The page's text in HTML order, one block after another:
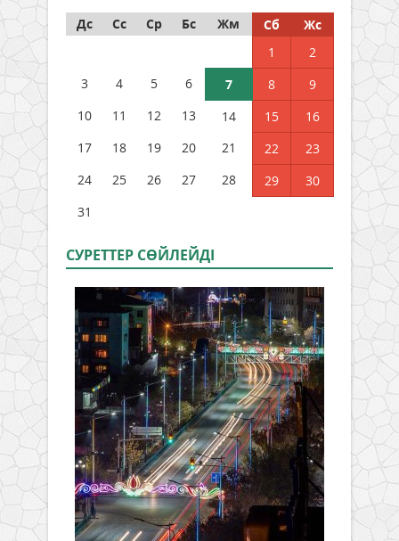
Дс
Сс Ср Бс Жм Сб
Жс
1
2
3
4 5 6 7 8
9
10
11 12 13 14 15
16
17
18 19 20 21 22
23
24
25 26 27 28 29
30
31
СУРЕТТЕР СӨЙЛЕЙДI